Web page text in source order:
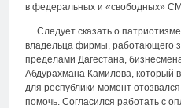
в федеральных и «свободных»
Следует сказать о патриотизме
владельца фирмы, работающего
пределами Дагестана,
Абдурахмана Камилова, который
для республики момент
помочь. Согласился работать с